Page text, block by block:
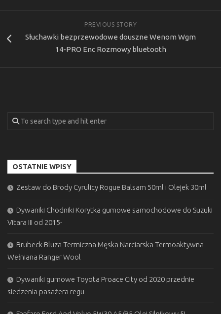
PREVIOUS STORY
Słuchawki bezprzewodowe douszne Wenom Wgm
14-PRO Enc Rozmowy bluetooth
OSTATNIE WPISY
Zestaw do Brody Cyrulicy Rogue Balsam 50ml i Olejek 30ml
Dywaniki Chodniki Korytka gumowe samochodowe do Suzuki
Vitara III od 2015-
Brubeck Bluza Termiczna Męska Narciarska Termoaktywna
Wełniana Ranger Wool
Dywaniki gumowe Toyota Proace City od 2020 przednie
siedzenia pasażera regu